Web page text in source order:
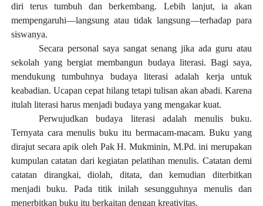
diri terus tumbuh dan berkembang. Lebih lanjut, ia akan
mempengaruhi—langsung atau tidak langsung—terhadap para
siswanya.
Secara personal saya sangat senang jika ada guru atau
sekolah yang bergiat membangun budaya literasi. Bagi saya,
mendukung tumbuhnya budaya literasi adalah kerja untuk
keabadian. Ucapan cepat hilang tetapi tulisan akan abadi. Karena
itulah literasi harus menjadi budaya yang mengakar kuat.
Perwujudkan budaya literasi adalah menulis buku.
Ternyata cara menulis buku itu bermacam-macam. Bukuyang
dirajut secara apik oleh Pak H. Mukminin, M.Pd. ini merupakan
kumpulan catatan dari kegiatan pelatihan menulis. Catatan demi
catatan dirangkai, diolah, ditata, dankemudianditerbitkan
menjadi buku. Pada titik inilah sesungguhnya menulis dan
menerbitkan buku itu berkaitan dengan kreativitas.